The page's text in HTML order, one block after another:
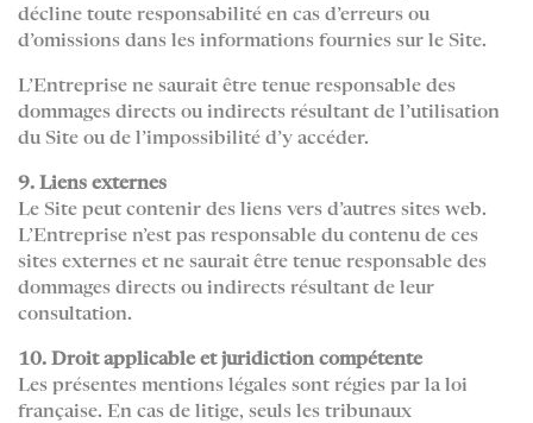
décline toute responsabilité en cas d’erreurs ou
d’omissions dans les informations fournies sur le Site.
L’Entreprise ne saurait être tenue responsable des
dommages directs ou indirects résultant de l’utilisation
du Site ou de l’impossibilité d’y accéder.
9. Liens externes
Le Site peut contenir des liens vers d’autres sites web.
L’Entreprise n’est pas responsable du contenu de ces
sites externes et ne saurait être tenue responsable des
dommages directs ou indirects résultant de leur
consultation.
10. Droit applicable et juridiction compétente
Les présentes mentions légales sont régies par la loi
française. En cas de litige, seuls les tribunaux